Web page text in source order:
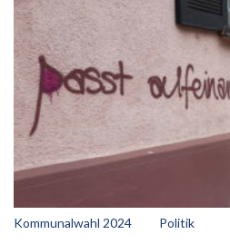
Kommunalwahl 2024 Politik